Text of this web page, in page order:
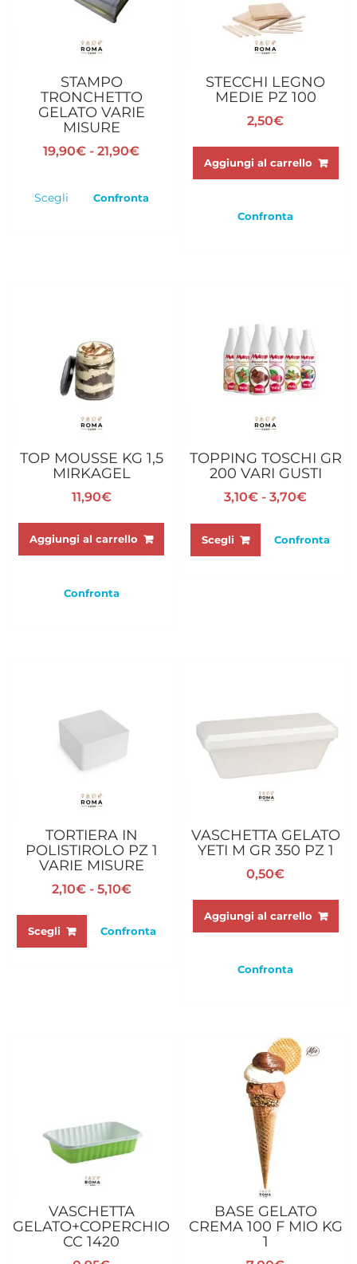
STAMPO
TRONCHETTO
GELATO VARIE
MISURE
19,90€ - 21,90€Fascia
da
Scegli
prodotto
nella
pagina
del
prodotto
Confronta
STECCHI LEGNO
MEDIE PZ 100
2,50€
Aggiungi al carrello
Confronta
TOP MOUSSE KG 1,5
MIRKAGEL
11,90€
Aggiungi al carrello
Confronta
TOPPING TOSCHI GR
200 VARI GUSTI
3,10€ - 3,70€Fascia
Scegli
prodotto
pagina
del
prodotto
Confronta
TORTIERA IN
POLISTIROLO PZ 1
VARIE MISURE
2,10€ - 5,10€Fascia
Scegli
prodotto
del
prodotto
Confronta
VASCHETTA GELATO
YETI M GR 350 PZ 1
0,50€
Aggiungi al carrello
Confronta
VASCHETTA
GELATO+COPERCHIO
CC 1420
BASE GELATO
CREMA 100 F MIO KG
1